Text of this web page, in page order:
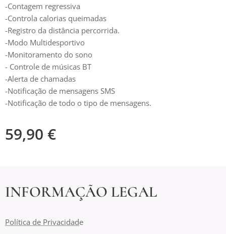
-Contagem regressiva
-Controla calorias queimadas
-Registro da distância percorrida.
-Modo Multidesportivo
-Monitoramento do sono
- Controle de músicas BT
-Alerta de chamadas
-Notificação de mensagens SMS
-Notificação de todo o tipo de mensagens.
59,90 €
INFORMAÇÃO LEGAL
Política de Privacidade